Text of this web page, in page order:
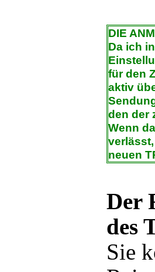
DIE
Da ich
für den
aktiv
den der
Wenn
neuen
Der
des
Sie